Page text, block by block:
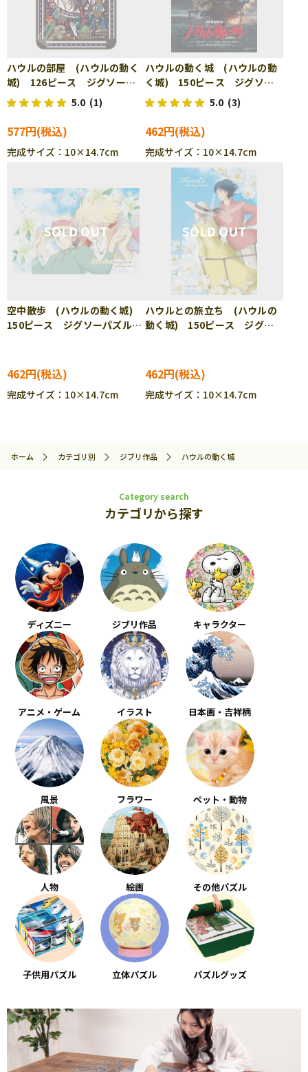
ハウルの部屋 (ハウルの動く
城) 126ピース ジグソーパ
ズル ENS-126-AC68
5.0 (1)
577円
完成サイズ：10×14.7cm
ハウルの動く城 (ハウルの動
く城) 150ピース ジグソー
パズル ENS-150-G39
5.0 (3)
462円
完成サイズ：10×14.7cm
空中散歩 (ハウルの動く城)
150ピース ジグソーパズル
462円
完成サイズ：10×14.7cm
ハウルとの旅立ち (ハウルの
動く城) 150ピース ジグソ
462円
完成サイズ：10×14.7cm
ホーム カテゴリ別 ジブリ作品 ハウルの動く城
Category search
カテゴリから探す
ディズニー ジブリ作品 キャラクター
アニメ・ゲーム イラスト 日本画・吉祥柄
風景 フラワー ペット・動物
人物 絵画 その他パズル
子供用パズル 立体パズル パズルグッズ